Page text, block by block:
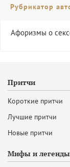
Рубрикатор
Афоризмы о
Притчи
Короткие притчи
Лучшие притчи
Новые притчи
Мифы и легенды